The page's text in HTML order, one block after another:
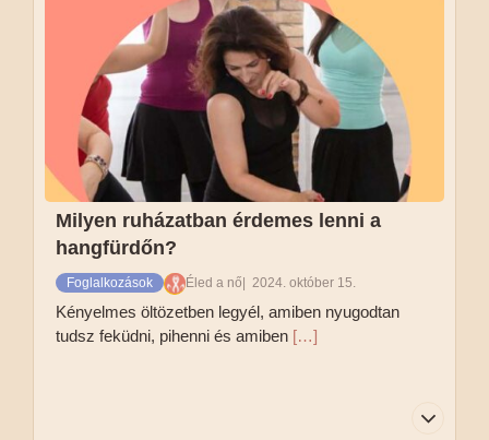
Bemelegítéssel kezdünk, fokozatosan emeljük
az intenzitást, a végén pedig újra lelassítjuk a
mozdulatainkat. Emellett fontos még tudni, hogy
ha úgy érzed, hogy fáradtabb vagy, illetve
kevesebb az energiád épp, akkor a foglalkozás
intenzívebb szakaszában is lehet választani
kevésbé erőteljes szintű mozgást, ahogy éppen
jólesik.
Tovább olvasom
Milyen ruházatban érdemes lenni a
hangfürdőn?
Foglalkozások Éled a nő 2024. október 15.
Kényelmes öltözetben legyél, amiben nyugodtan
tudsz feküdni, pihenni és amiben […]